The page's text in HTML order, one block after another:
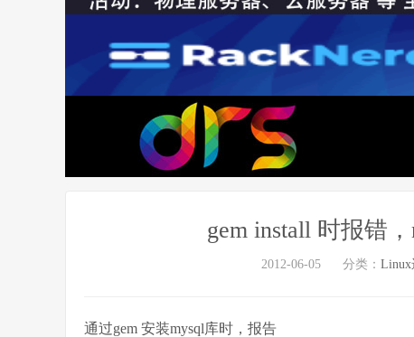
gem install 时报错
2012-06-05 分类： Linux
通过gem 安装mysql库时，报告